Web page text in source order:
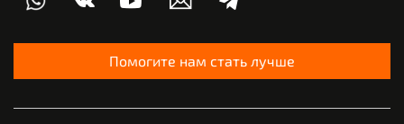
Помогите нам стать лучше